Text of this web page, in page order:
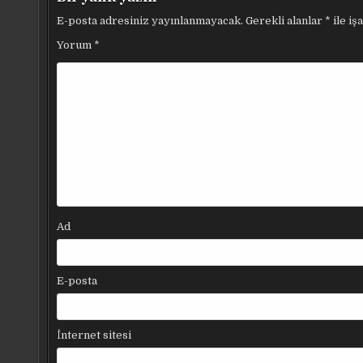
E-posta adresiniz yayınlanmayacak. Gerekli alanlar * ile
Yorum *
Ad
E-posta
İnternet sitesi